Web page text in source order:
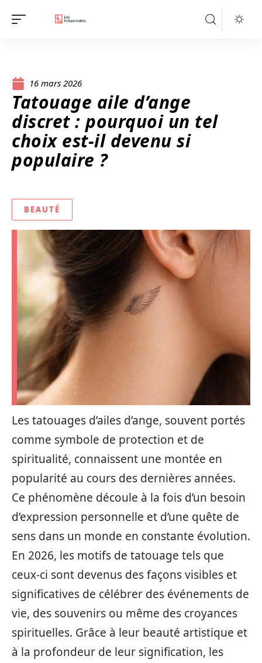
16 mars 2026
Tatouage aile d’ange
discret : pourquoi un tel
choix est-il devenu si
populaire ?
BEAUTÉ
Les tatouages d’ailes d’ange, souvent portés
comme symbole de protection et de
spiritualité, connaissent une montée en
popularité au cours des dernières années.
Ce phénomène découle à la fois d’un besoin
d’expression personnelle et d’une quête de
sens dans un monde en constante évolution.
En 2026, les motifs de tatouage tels que
ceux-ci sont devenus des façons visibles et
significatives de célébrer des événements de
vie, des souvenirs ou même des croyances
spirituelles. Grâce à leur beauté artistique et
à la profondeur de leur signification, les